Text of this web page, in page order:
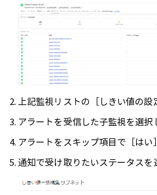
上記監視リストの［しきい値の設
アラートを受信した子監視を選択
アラートをスキップ項目で［はい
通知で受け取りたいステータスを